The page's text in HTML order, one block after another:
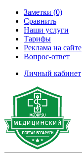
Заметки (0)
Сравнить
Наши услуги
Тарифы
Реклама на сайте
Вопрос-ответ
Личный кабинет